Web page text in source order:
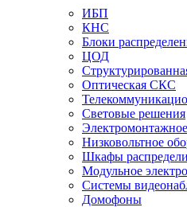
ИБП
КНС
Блоки
ЦОД
Оптическая СКС
Световые решения
Низковольтное
Шкафы
Модульное
Системы
Домофоны